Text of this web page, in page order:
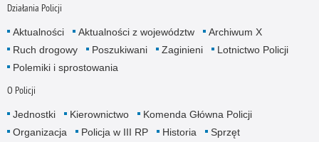
Działania Policji
Aktualności Aktualności z województw
Archiwum X
Ruch drogowy
Poszukiwani Zaginieni
Lotnictwo Policji
Polemiki i sprostowania
O Policji
Jednostki Kierownictwo
Komenda Główna Policji
Organizacja
Policja w III RP Historia
Sprzęt